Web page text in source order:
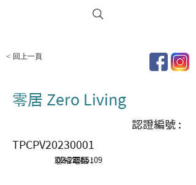
< 回上一頁
零居 Zero Living
認證編號 :
TPCPV20230001
聯絡電話 :
02-22565109